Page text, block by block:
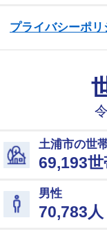
プライバシーポリ